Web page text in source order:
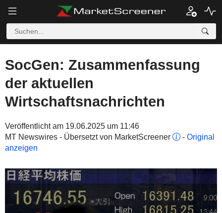
SocGen: Zusammenfassung
der aktuellen
Wirtschaftsnachrichten
Veröffentlicht am 19.06.2025 um 11:46
MT Newswires - Übersetzt von MarketScreener
- Original
anzeigen